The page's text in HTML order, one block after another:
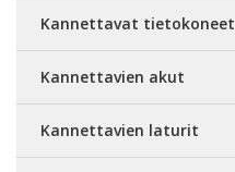
Kannettavat tietokoneet
Kannettavien akut
Kannettavien laturit